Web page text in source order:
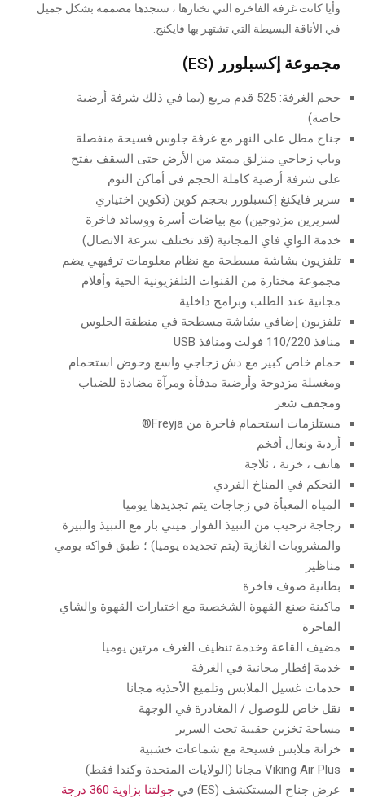
وأيا كانت غرفة الفاخرة التي تختارها ، ستجدها مصممة بشكل جميل
في الأناقة البسيطة التي تشتهر بها فايكنج.
مجموعة إكسبلورر (ES)
حجم الغرفة: 525 قدم مربع (بما في ذلك شرفة أرضية
خاصة)
جناح مطل على النهر مع غرفة جلوس فسيحة منفصلة
وباب زجاجي منزلق ممتد من الأرض حتى السقف يفتح
على شرفة أرضية كاملة الحجم في أماكن النوم
سرير فايكنغ إكسبلورر بحجم كوين (تكوين اختياري
لسريرين مزدوجين) مع بياضات أسرة ووسائد فاخرة
خدمة الواي فاي المجانية (قد تختلف سرعة الاتصال)
تلفزيون بشاشة مسطحة مع نظام معلومات ترفيهي يضم
مجموعة مختارة من القنوات التلفزيونية الحية وأفلام
مجانية عند الطلب وبرامج داخلية
تلفزيون إضافي بشاشة مسطحة في منطقة الجلوس
منافذ 110/220 فولت ومنافذ USB
حمام خاص كبير مع دش زجاجي واسع وحوض استحمام
ومغسلة مزدوجة وأرضية مدفأة ومرآة مضادة للضباب
ومجفف شعر
مستلزمات استحمام فاخرة من Freyja®
أردية ونعال أفخم
هاتف ، خزنة ، ثلاجة
التحكم في المناخ الفردي
المياه المعبأة في زجاجات يتم تجديدها يوميا
زجاجة ترحيب من النبيذ الفوار. ميني بار مع النبيذ والبيرة
والمشروبات الغازية (يتم تجديده يوميا) ؛ طبق فواكه يومي
مناظير
بطانية صوف فاخرة
ماكينة صنع القهوة الشخصية مع اختيارات القهوة والشاي
الفاخرة
مضيف القاعة وخدمة تنظيف الغرف مرتين يوميا
خدمة إفطار مجانية في الغرفة
خدمات غسيل الملابس وتلميع الأحذية مجانا
نقل خاص للوصول / المغادرة في الوجهة
مساحة تخزين حقيبة تحت السرير
خزانة ملابس فسيحة مع شماعات خشبية
Viking Air Plus مجانا (الولايات المتحدة وكندا فقط)
عرض جناح المستكشف (ES) في
جولتنا بزاوية 360 درجة